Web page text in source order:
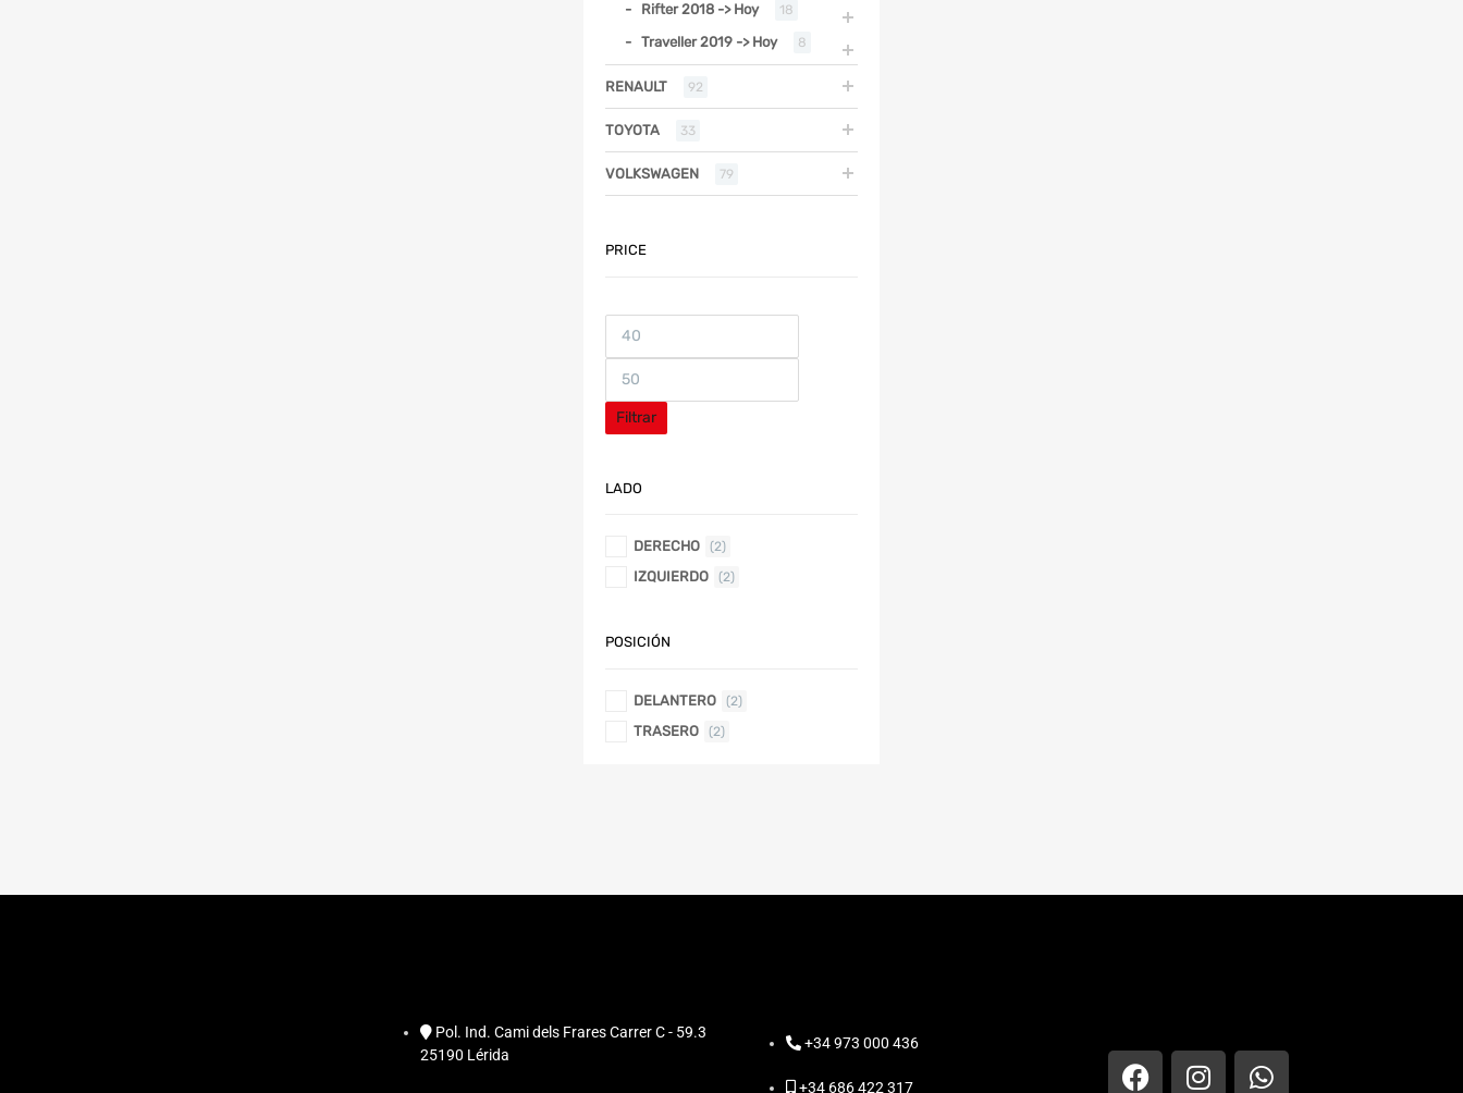
Rifter 2018 -> Hoy 18
Traveller 2019 -> Hoy 8
RENAULT 92
TOYOTA 33
VOLKSWAGEN 79
PRICE
Filtrar
LADO
DERECHO (2)
IZQUIERDO (2)
POSICIÓN
DELANTERO (2)
TRASERO (2)
Pol. Ind. Cami dels Frares Carrer C - 59.3
25190 Lérida
+34 973 000 436
+34 686 422 317